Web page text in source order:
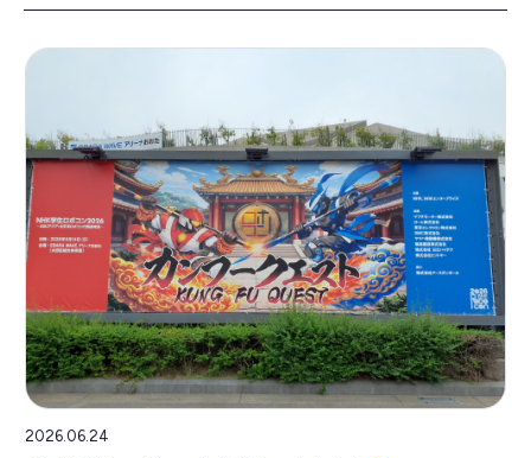
2026.06.24